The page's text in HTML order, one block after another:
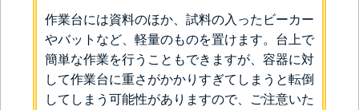
作業台には資料のほか、試料の入ったビーカー
やバットなど、軽量のものを置けます。台上で
簡単な作業を行うこともできますが、容器に対
して作業台に重さがかかりすぎてしまうと転倒
してしまう可能性がありますので、ご注意いた